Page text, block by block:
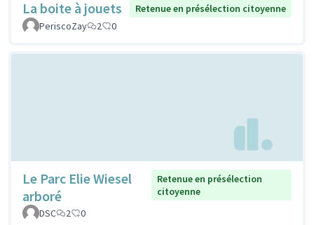
La boite à jouets
Retenue en présélection citoyenne
PeriscoZay
2 0
Le Parc Elie Wiesel
arboré
Retenue en présélection
citoyenne
DSC
2 0